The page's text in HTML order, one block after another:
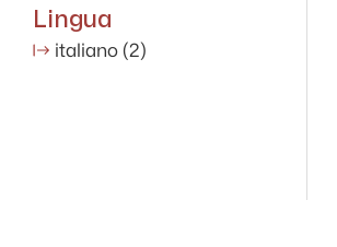
Lingua
italiano (2)